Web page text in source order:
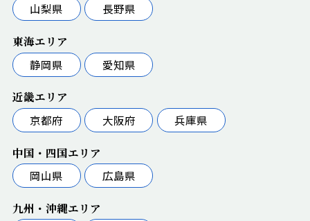
山梨県
長野県
東海エリア
静岡県
愛知県
近畿エリア
京都府
大阪府 兵庫県
中国・四国エリア
岡山県
広島県
九州・沖縄エリア